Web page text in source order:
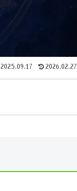
2025.09.17 2026.02.27